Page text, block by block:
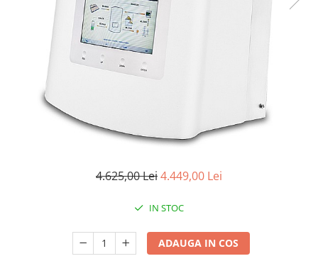
4.625,00 Lei4.449,00 Lei
IN STOC
ADAUGA IN COS